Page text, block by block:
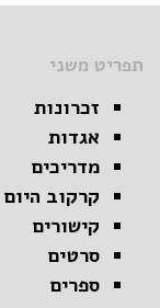
תפריט משני
זכרונות
אגדות
מדריכים
קרקוב היום
קישורים
סרטים
ספרים